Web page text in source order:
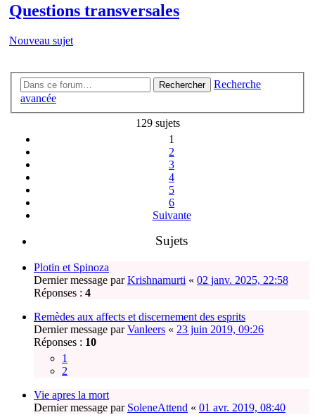
Questions transversales
Nouveau sujet
Rechercher
Recherche
avancée
129 sujets
1
2
3
4
5
6
Suivante
Sujets
Plotin et Spinoza
Dernier message parKrishnamurti « 02 janv. 2025, 22:58
Réponses : 4
Remèdes aux affects et discernement des esprits
Dernier message parVanleers « 23 juin 2019, 09:26
Réponses : 10
1
2
Vie apres la mort
Dernier message par SoleneAttend « 01 avr. 2019, 08:40